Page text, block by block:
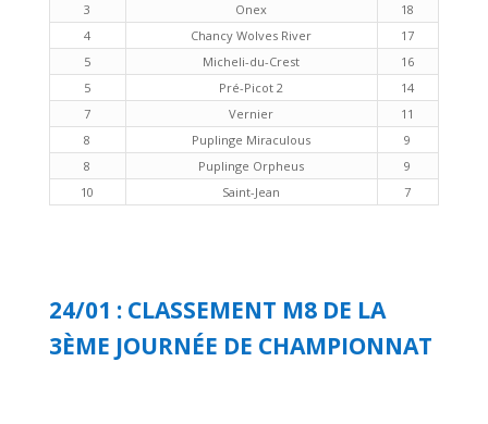
3
Onex
18
4
Chancy Wolves River
17
5
Micheli-du-Crest
16
5
Pré-Picot 2
14
7
Vernier
11
8
Puplinge Miraculous
9
8
Puplinge Orpheus
9
10
Saint-Jean 7
24/01 : CLASSEMENT M8 DE LA
3ÈME JOURNÉE DE CHAMPIONNAT